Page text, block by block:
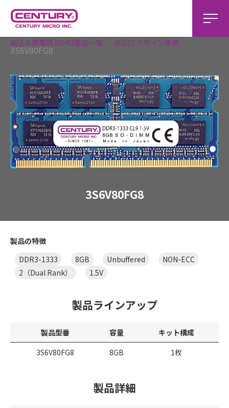
組込み産業用 DDR3製品一覧
JEDECデザイン準拠
3S6V80FG8
3S6V80FG8
製品の特徴
DDR3-1333
8GB Unbuffered
NON-ECC
2（Dual Rank）
1.5V
製品ラインアップ
製品型番 容量
キット構成
3S6V80FG8
8GB 1枚
製品詳細